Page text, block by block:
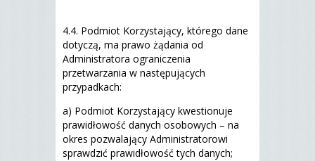
4.4. Podmiot Korzystający, którego dane
dotyczą, ma prawo żądania od
Administratora ograniczenia
przetwarzania w następujących
przypadkach:
a) Podmiot Korzystający kwestionuje
prawidłowość danych osobowych – na
okres pozwalający Administratorowi
sprawdzić prawidłowość tych danych;